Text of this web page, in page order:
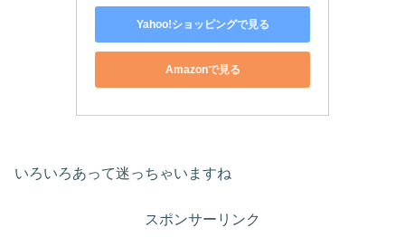
Yahoo!ショッピングで見る
Amazonで見る
いろいろあって迷っちゃいますね
スポンサーリンク